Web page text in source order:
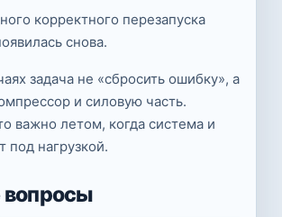
корректного перезапуска
снова.
задача не «сбросить ошибку», а
и силовую часть.
важно летом, когда система и
под нагрузкой.